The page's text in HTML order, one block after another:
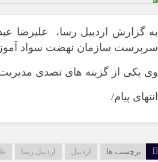
به گزارش اردبیل رسا، علیرضا
سرپرست سازمان نهضت سواد
وی یکی از گزینه های تصدی
انتهای پیام/
برچسب ها اردبیل اردبیل رسا